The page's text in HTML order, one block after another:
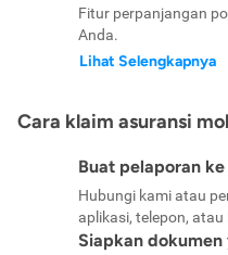
Fitur perpanjangan
Anda.
Lihat Selengkapnya
Cara klaim asuransi
Buat pelaporan
Hubungi kami atau
aplikasi, telepon,
Siapkan